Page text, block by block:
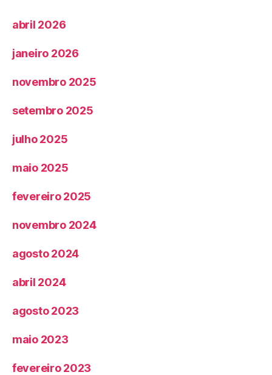
abril 2026
janeiro 2026
novembro 2025
setembro 2025
julho 2025
maio 2025
fevereiro 2025
novembro 2024
agosto 2024
abril 2024
agosto 2023
maio 2023
fevereiro 2023